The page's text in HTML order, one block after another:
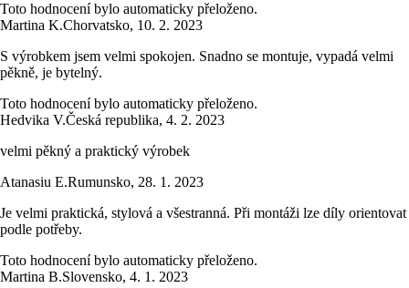
Toto hodnocení bylo automaticky přeloženo.
Martina K.Chorvatsko, 10. 2. 2023
S výrobkem jsem velmi spokojen. Snadno se montuje, vypadá velmi
pěkně, je bytelný.
Toto hodnocení bylo automaticky přeloženo.
Hedvika V.Česká republika, 4. 2. 2023
velmi pěkný a praktický výrobek
Atanasiu E.Rumunsko, 28. 1. 2023
Je velmi praktická, stylová a všestranná. Při montáži lze díly orientovat
podle potřeby.
Toto hodnocení bylo automaticky přeloženo.
Martina B.Slovensko, 4. 1. 2023